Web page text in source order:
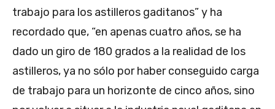
trabajo para los astilleros gaditanos” y ha
recordado que, “en apenas cuatro años, se ha
dado un giro de 180 grados a la realidad de los
astilleros, ya no sólo por haber conseguido carga
de trabajo para un horizonte de cinco años, sino